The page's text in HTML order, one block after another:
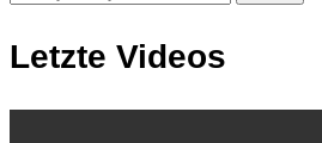
Letzte Videos